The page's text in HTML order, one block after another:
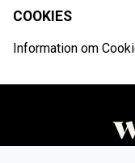
COOKIES
Information om